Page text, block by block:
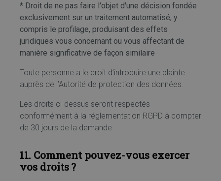
* Droit de ne pas faire l'objet d'une décision fondée
exclusivement sur un traitement automatisé, y
compris le profilage, produisant des effets
juridiques vous concernant ou vous affectant de
manière significative de façon similaire
Toute personne a le droit d’introduire une plainte
auprès de l’Autorité de protection des données.
Les droits ci-dessus seront respectés
conformément à la réglementation RGPD à compter
de 30 jours de la demande.
11. Comment pouvez-vous exercer
vos droits ?